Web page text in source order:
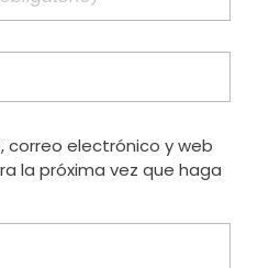
correo electrónico y web
la próxima vez que haga